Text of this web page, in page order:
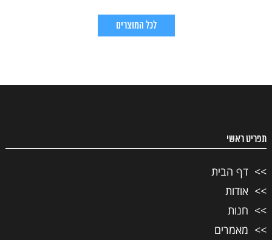
לכל המוצרים
תפריט ראשי
דף הבית
אודות
חנות
מאמרים